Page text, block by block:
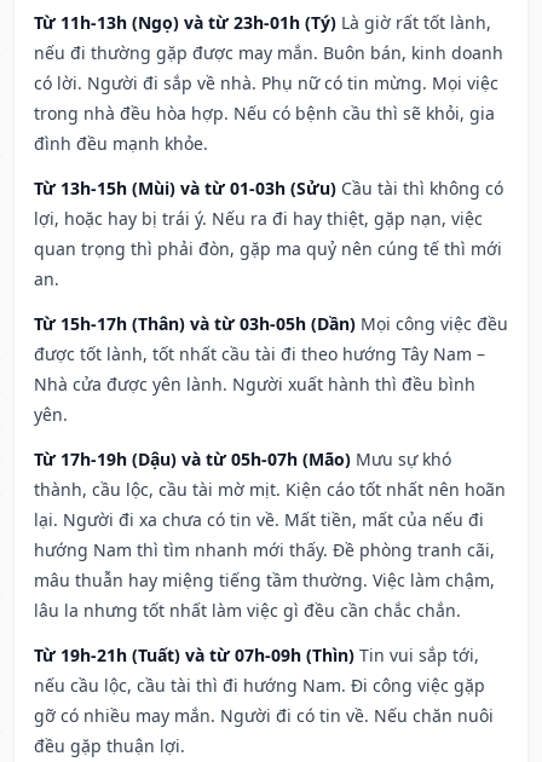
Từ 11h-13h (Ngọ) và từ 23h-01h (Tý) Là giờ rất tốt lành,
nếu đi thường gặp được may mắn. Buôn bán, kinh doanh
có lời. Người đi sắp về nhà. Phụ nữ có tin mừng. Mọi việc
trong nhà đều hòa hợp. Nếu có bệnh cầu thì sẽ khỏi, gia
đình đều mạnh khỏe.
Từ 13h-15h (Mùi) và từ 01-03h (Sửu) Cầu tài thì không có
lợi, hoặc hay bị trái ý. Nếu ra đi hay thiệt, gặp nạn, việc
quan trọng thì phải đòn, gặp ma quỷ nên cúng tế thì mới
an.
Từ 15h-17h (Thân) và từ 03h-05h (Dần) Mọi công việc đều
được tốt lành, tốt nhất cầu tài đi theo hướng Tây Nam –
Nhà cửa được yên lành. Người xuất hành thì đều bình
yên.
Từ 17h-19h (Dậu) và từ 05h-07h (Mão) Mưu sự khó
thành, cầu lộc, cầu tài mờ mịt. Kiện cáo tốt nhất nên hoãn
lại. Người đi xa chưa có tin về. Mất tiền, mất của nếu đi
hướng Nam thì tìm nhanh mới thấy. Đề phòng tranh cãi,
mâu thuẫn hay miệng tiếng tầm thường. Việc làm chậm,
lâu la nhưng tốt nhất làm việc gì đều cần chắc chắn.
Từ 19h-21h (Tuất) và từ 07h-09h (Thìn) Tin vui sắp tới,
nếu cầu lộc, cầu tài thì đi hướng Nam. Đi công việc gặp
gỡ có nhiều may mắn. Người đi có tin về. Nếu chăn nuôi
đều gặp thuận lợi.